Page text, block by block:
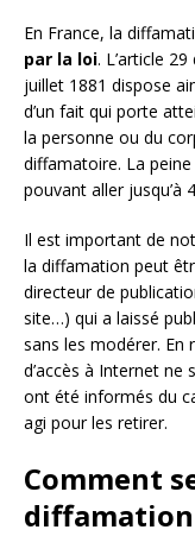
En France, la
par la loi. L’article
juillet 1881 dispose
d’un fait qui porte
la personne ou du
diffamatoire. La
pouvant aller jusqu’à
Il est important de
la diffamation peut
directeur de
site…) qui a laissé
sans les modérer. En
d’accès à Internet ne
ont été informés du
agi pour les retirer.
Comment